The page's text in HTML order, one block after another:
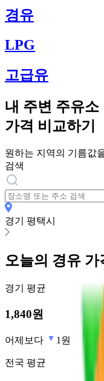
경유
LPG
고급유
내 주변 주유소
가격 비교하기
원하는 지역의 기름값
검색
경기 평택시
오늘의 경유 가
경기 평균
1,840원
어제보다 1원
전국 평균